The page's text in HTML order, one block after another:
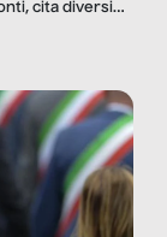
cita diversi